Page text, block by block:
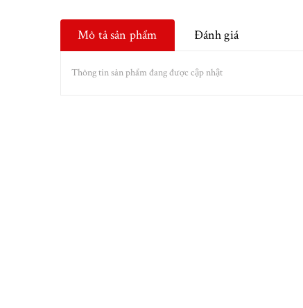
Mô tả sản phẩm Đánh giá
Thông tin sản phẩm đang được cập nhật